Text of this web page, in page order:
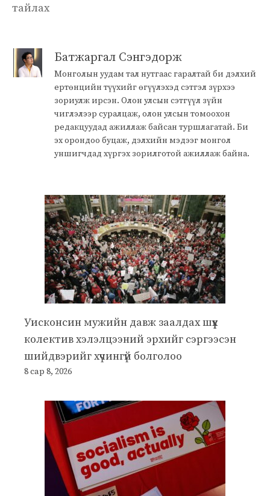
тайлах
Батжаргал Сэнгэдорж
Монголын уудам тал нутгаас гаралтай би дэлхий
ертөнцийн түүхийг өгүүлэхэд сэтгэл зүрхээ
зориулж ирсэн. Олон улсын сэтгүүл зүйн
чиглэлээр суралцаж, олон улсын томоохон
редакцуудад ажиллаж байсан туршлагатай. Би
эх орондоо буцаж, дэлхийн мэдээг монгол
уншигчдад хүргэх зорилготой ажиллаж байна.
Уисконсин мужийн давж заалдах шүүх
колектив хэлэлцээний эрхийг сэргээсэн
шийдвэрийг хүчингүй болголоо
8 сар 8, 2026